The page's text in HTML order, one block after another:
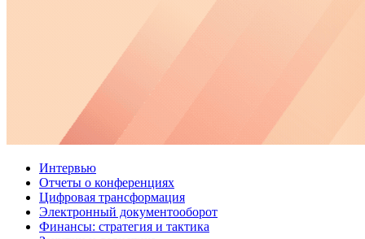
Интервью
Отчеты о конференциях
Цифровая трансформация
Электронный документооборот
Финансы: стратегия и тактика